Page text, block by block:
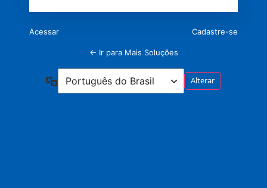
Acessar Cadastre-se
← Ir para Mais Soluções
Idioma